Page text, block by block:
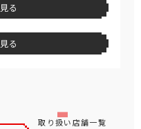
る
る
取り扱い店舗一覧